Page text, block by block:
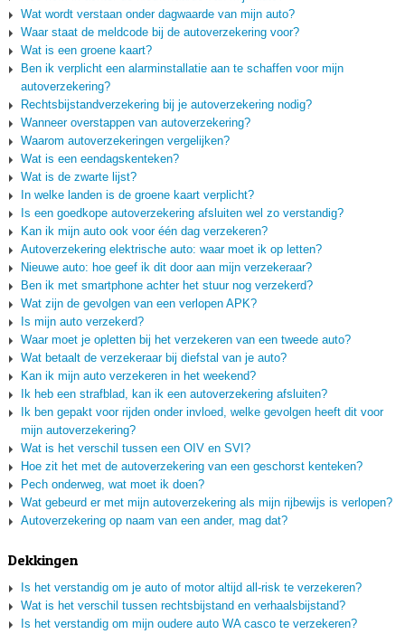
Wat wordt verstaan onder dagwaarde van mijn auto?
Waar staat de meldcode bij de autoverzekering voor?
Wat is een groene kaart?
Ben ik verplicht een alarminstallatie aan te schaffen voor mijn
autoverzekering?
Rechtsbijstandverzekering bij je autoverzekering nodig?
Wanneer overstappen van autoverzekering?
Waarom autoverzekeringen vergelijken?
Wat is een eendagskenteken?
Wat is de zwarte lijst?
In welke landen is de groene kaart verplicht?
Is een goedkope autoverzekering afsluiten wel zo verstandig?
Kan ik mijn auto ook voor één dag verzekeren?
Autoverzekering elektrische auto: waar moet ik op letten?
Nieuwe auto: hoe geef ik dit door aan mijn verzekeraar?
Ben ik met smartphone achter het stuur nog verzekerd?
Wat zijn de gevolgen van een verlopen APK?
Is mijn auto verzekerd?
Waar moet je opletten bij het verzekeren van een tweede auto?
Wat betaalt de verzekeraar bij diefstal van je auto?
Kan ik mijn auto verzekeren in het weekend?
Ik heb een strafblad, kan ik een autoverzekering afsluiten?
Ik ben gepakt voor rijden onder invloed, welke gevolgen heeft dit voor
mijn autoverzekering?
Wat is het verschil tussen een OIV en SVI?
Hoe zit het met de autoverzekering van een geschorst kenteken?
Pech onderweg, wat moet ik doen?
Wat gebeurd er met mijn autoverzekering als mijn rijbewijs is verlopen?
Autoverzekering op naam van een ander, mag dat?
Dekkingen
Is het verstandig om je auto of motor altijd all-risk te verzekeren?
Wat is het verschil tussen rechtsbijstand en verhaalsbijstand?
Is het verstandig om mijn oudere auto WA casco te verzekeren?